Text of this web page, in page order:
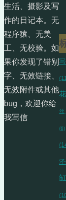
丝
(6)
泽
缸
生活、摄影及写
作的日记本。无
程序猿、无美
工、无校验。如
果你发现了错别
字、无效链接、
无效附件或其他
bug，欢迎你给
我写信